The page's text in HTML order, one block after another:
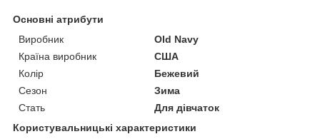
Основні атрибути
Виробник
Old Navy
Країна виробник
США
Колір
Бежевий
Сезон
Зима
Стать
Для дівчаток
Користувальницькі характеристики